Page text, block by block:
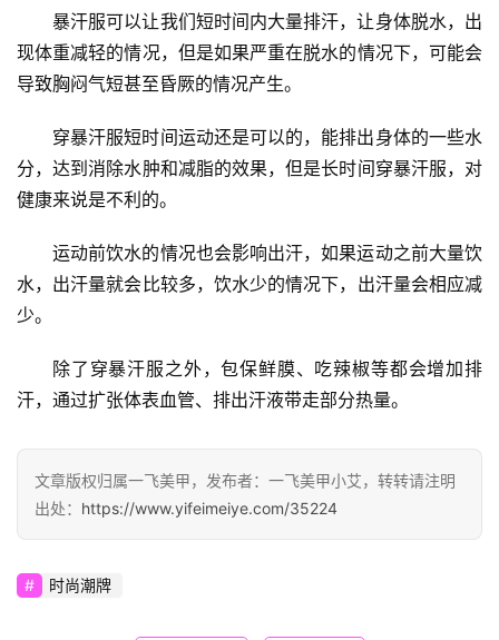
页
资
讯
训
示
作
品
展
暴汗服可以让我们短时间内大量排汗，让身体脱水，出
现体重减轻的情况，但是如果严重在脱水的情况下，可能会
导致胸闷气短甚至昏厥的情况产生。
穿暴汗服短时间运动还是可以的，能排出身体的一些水
分，达到消除水肿和减脂的效果，但是长时间穿暴汗服，对
健康来说是不利的。
运动前饮水的情况也会影响出汗，如果运动之前大量饮
水，出汗量就会比较多，饮水少的情况下，出汗量会相应减
少。
除了穿暴汗服之外，包保鲜膜、吃辣椒等都会增加排
汗，通过扩张体表血管、排出汗液带走部分热量。
文章版权归属一飞美甲，发布者：一飞美甲小艾，转转请注明
出处： https://www.yifeimeiye.com/35224
时尚潮牌